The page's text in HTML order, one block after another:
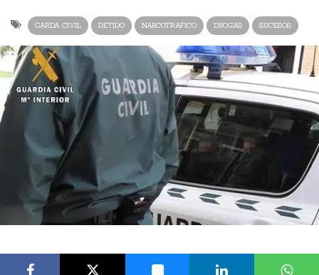
GARDA CIVIL DETIDO NARCOTRAFICO DROGAS SUCESOS